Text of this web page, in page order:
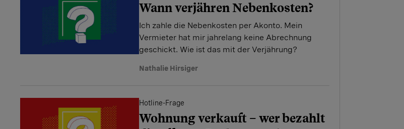
Wann verjähren Nebenkosten?
Ich zahle die Nebenkosten per Akonto. Mein
Vermieter hat mir jahrelang keine Abrechnung
geschickt. Wie ist das mit der Verjährung?
Nathalie Hirsiger
Hotline-Frage
Wohnung verkauft – wer bezahlt